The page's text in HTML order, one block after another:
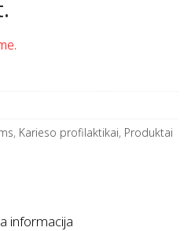
, Karieso profilaktikai, Produktai
informacija